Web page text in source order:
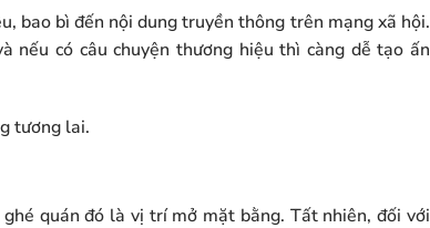
bao bì đến nội dung truyền thông trên mạng xã hội.
nếu có câu chuyện thương hiệu thì càng dễ tạo ấn
tương lai.
quán đó là vị trí mở mặt bằng. Tất nhiên, đối với